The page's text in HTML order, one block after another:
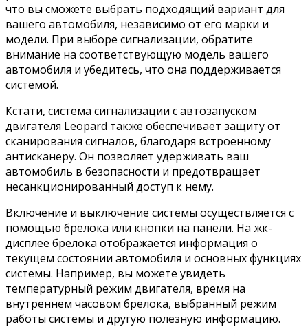
что вы сможете выбрать подходящий вариант для
вашего автомобиля, независимо от его марки и
модели. При выборе сигнализации, обратите
внимание на соответствующую модель вашего
автомобиля и убедитесь, что она поддерживается
системой.
Кстати, система сигнализации с автозапуском
двигателя Leopard также обеспечивает защиту от
сканирования сигналов, благодаря встроенному
антисканеру. Он позволяет удерживать ваш
автомобиль в безопасности и предотвращает
несанкционированный доступ к нему.
Включение и выключение системы осуществляется с
помощью брелока или кнопки на панели. На жк-
дисплее брелока отображается информация о
текущем состоянии автомобиля и основных функциях
системы. Например, вы можете увидеть
температурный режим двигателя, время на
внутреннем часовом брелока, выбранный режим
работы системы и другую полезную информацию.